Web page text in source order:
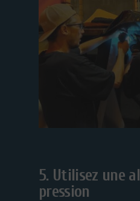
5. Utilisez une
pression